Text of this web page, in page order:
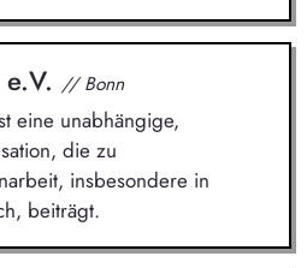
// Bonn
eine unabhängige,
die zu
insbesondere in
beiträgt.